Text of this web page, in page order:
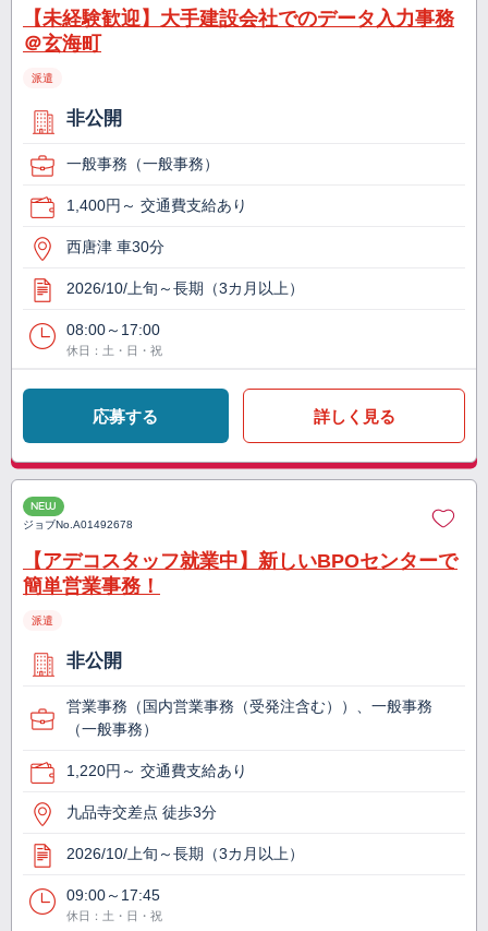
【未経験歓迎】大手建設会社でのデータ入力事務
＠玄海町
派遣
非公開
一般事務（一般事務）
1,400円～ 交通費支給あり
西唐津 車30分
2026/10/上旬～長期（3カ月以上）
08:00～17:00
休日：土・日・祝
応募する 詳しく見る
NEW
ジョブNo.A01492678
【アデコスタッフ就業中】新しいBPOセンターで
簡単営業事務！
派遣
非公開
営業事務（国内営業事務（受発注含む））、一般事務
（一般事務）
1,220円～ 交通費支給あり
九品寺交差点 徒歩3分
2026/10/上旬～長期（3カ月以上）
09:00～17:45
休日：土・日・祝